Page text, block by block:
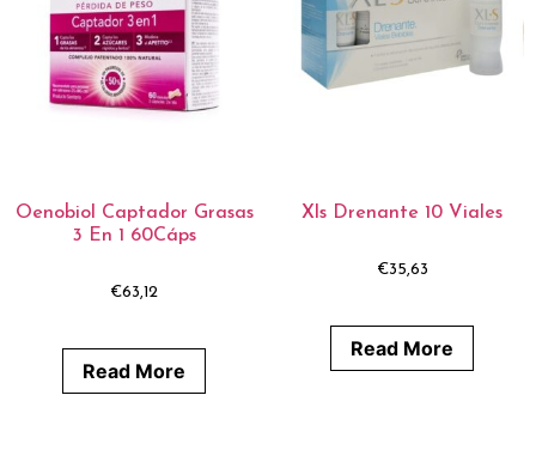
Oenobiol Captador Grasas
3 En 1 60Cáps
€63,12
Read More
Xls Drenante 10 Viales
€35,63
Read More